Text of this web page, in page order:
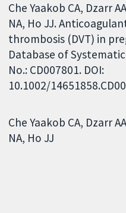
Che Yaakob CA, Dzarr
NA, Ho JJ.
thrombosis (DVT) in
Database of
No.: CD007801. DOI:
10.1002/
Che Yaakob CA Dzarr
NA Ho JJ